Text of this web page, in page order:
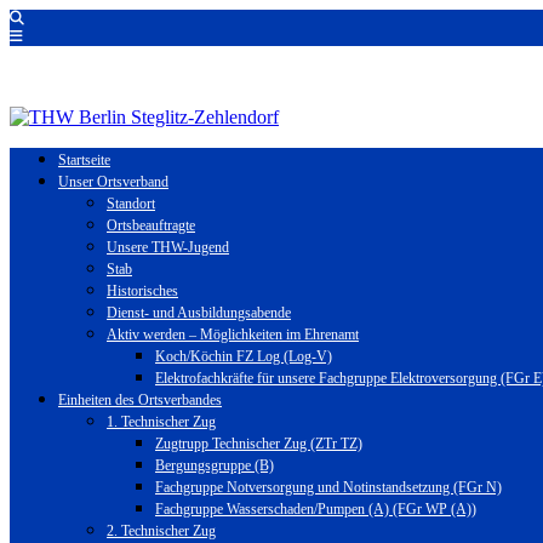
Startseite
Unser Ortsverband
Standort
Ortsbeauftragte
Unsere THW-Jugend
Stab
Historisches
Dienst- und Ausbildungsabende
Aktiv werden – Möglichkeiten im Ehrenamt
Koch/Köchin FZ Log (Log-V)
Elektrofachkräfte für unsere Fachgruppe Elektroversorgung (FGr
Einheiten des Ortsverbandes
1. Technischer Zug
Zugtrupp Technischer Zug (ZTr TZ)
Bergungsgruppe (B)
Fachgruppe Notversorgung und Notinstandsetzung (FGr N)
Fachgruppe Wasserschaden/Pumpen (A) (FGr WP (A))
2. Technischer Zug